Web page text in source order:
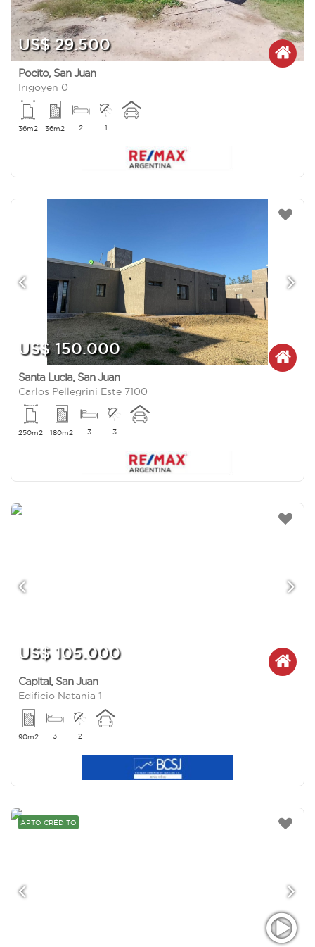
US$ 29.500
Pocito, San Juan
Irigoyen 0
36m2 36m2 2 1
US$ 150.000
Santa Lucia, San Juan
Carlos Pellegrini Este 7100
250m2 180m2 3 3
US$ 105.000
Capital, San Juan
Edificio Natania 1
90m2 3 2
APTO CRÉDITO